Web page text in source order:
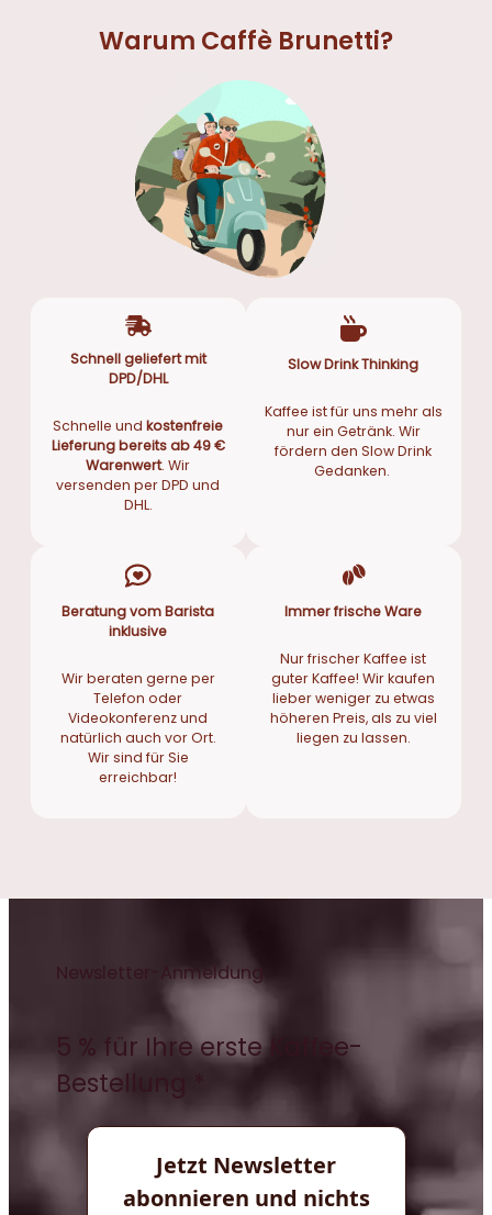
Warum Caffè Brunetti?
Schnell geliefert mit
DPD/DHL
Schnelle undkostenfreie
Lieferung bereits ab 49 €
Warenwert. Wir
versenden per DPD und
DHL.
Slow Drink Thinking
Kaffee ist für uns mehr als
nur ein Getränk. Wir
fördern den Slow Drink
Gedanken.
Beratung vom Barista
inklusive
Wir beraten gerne per
Telefon oder
Videokonferenz und
natürlich auch vor Ort.
Wir sind für Sie
erreichbar!
Immer frische Ware
Nur frischer Kaffee ist
guter Kaffee! Wir kaufen
lieber weniger zu etwas
höheren Preis, als zu viel
liegen zu lassen.
Newsletter-Anmeldung
5 % für Ihre erste Kaffee-
Bestellung *
Jetzt Newsletter
abonnieren und nichts